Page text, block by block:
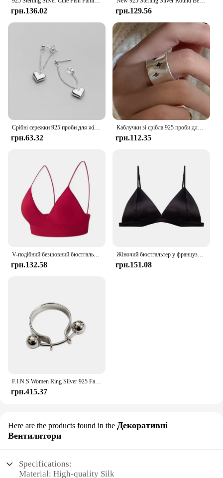
грн.136.02 грн.129.56
Срібні сережки 925 проби для жінок Сережки-ланцюжки-сердечка Ювелірні вироби запобігають алергії Аксесуари для вечірок Подарункові сережки-сердечка
грн.63.32
Каблучки зі срібла 925 проби для жінок. Прості вінтажні каблучки ручної роботи з регульованим пальцем і зіркою. Модний ремінець. Жіночий біжутерійний подарунок.
грн.112.35
V-подібний безшовний бюстгальтер з трикутною чашкою Камзол Нижня білизна Обгорнуті груди Жінки S M L Дихаючі збірки Спорт Фітнес Йога Повсякденний
грн.132.58
Жіночий бюстгальтер у французькому стилі для дівчини, загорнутий грудьми, регульований плечовий ремінь, одна пряжка, атлас, сексуальна нижня білизна без рукавів.
грн.151.08
грн.415.37
Here are the products found in the Декоративні
Вентилятори
Specifications:
Material: High-quality Silk